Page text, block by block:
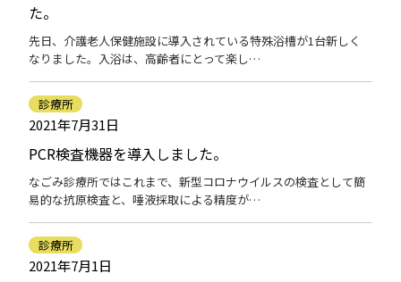
た。
先日、介護老人保健施設に導入されている特殊浴槽が1台新しく
なりました。入浴は、高齢者にとって楽し…
2021年7月31日
診療所
PCR検査機器を導入しました。
なごみ診療所ではこれまで、新型コロナウイルスの検査として簡
易的な抗原検査と、唾液採取による精度が…
2021年7月1日
診療所